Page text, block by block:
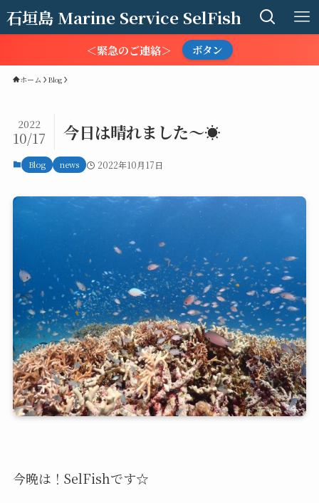
石垣島 Marine Service SelFish
＜緊急のご連絡＞ ボタン
ホーム Blog
今日は晴れました～☀️
2022
10/17
Blog news 2022年10月17日
今晩は！SelFishです☆